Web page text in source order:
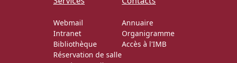
Webmail
Intranet
Bibliothèque
Réservation de salle
Annuaire
Organigramme
Accès à l'IMB